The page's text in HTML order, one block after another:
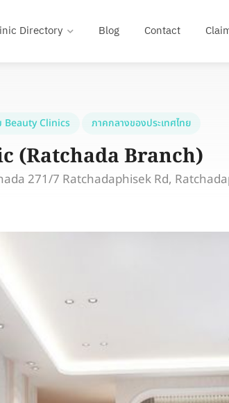
Directory Blog Contact
Beauty Clinics ภาคกลางของประเทศไทย
(Ratchada Branch)
271/7 Ratchadaphisek Rd,